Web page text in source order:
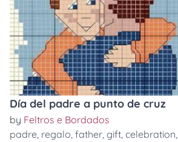
Día del padre a punto de cruz
by Feltros e Bordados
padre, regalo, father, gift, celebration,